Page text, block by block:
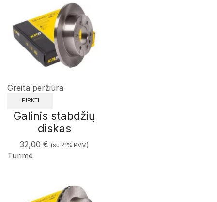
Greita peržiūra
PIRKTI
Galinis stabdžių
diskas
32,00 € (su 21% PVM)
Turime